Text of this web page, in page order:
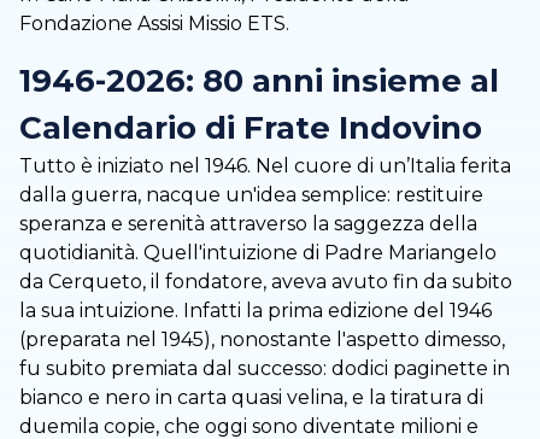
Fondazione Assisi Missio ETS.
1946-2026: 80 anni insieme al
Calendario di Frate Indovino
Tutto è iniziato nel 1946. Nel cuore di un’Italia ferita
dalla guerra, nacque un'idea semplice: restituire
speranza e serenità attraverso la saggezza della
quotidianità. Quell'intuizione di Padre Mariangelo
da Cerqueto, il fondatore, aveva avuto fin da subito
la sua intuizione. Infatti la prima edizione del 1946
(preparata nel 1945), nonostante l'aspetto dimesso,
fu subito premiata dal successo: dodici paginette in
bianco e nero in carta quasi velina, e la tiratura di
duemila copie, che oggi sono diventate milioni e